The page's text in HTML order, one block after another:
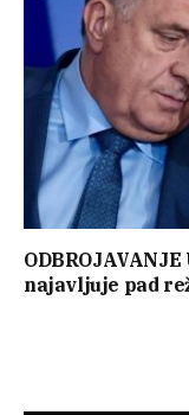
najavljuje pad